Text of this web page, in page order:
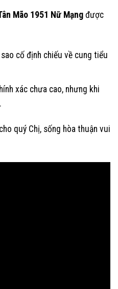
Mão 1951 Nữ Mạng được
cố định chiếu về cung tiểu
xác chưa cao, nhưng khi
quý Chị, sống hòa thuận vui